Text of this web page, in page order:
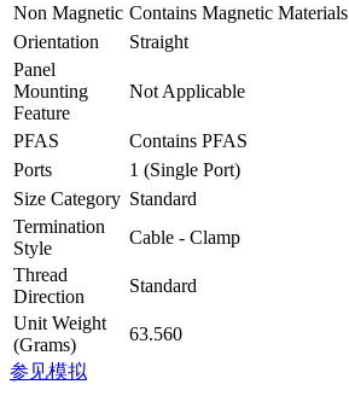
Non Magnetic Contains Magnetic Materials
Orientation
Straight
Panel
Mounting
Feature
Not Applicable
PFAS
Contains PFAS
Ports
1 (Single Port)
Size Category Standard
Termination
Style
Cable - Clamp
Thread
Direction
Standard
Unit Weight
(Grams)
63.560
参见模拟